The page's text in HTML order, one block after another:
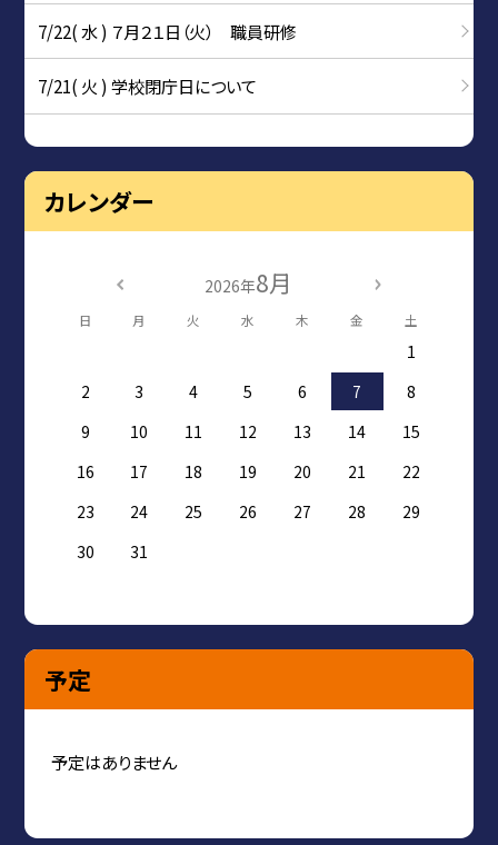
7/22( 水 ) ７月２１日（火） 職員研修
7/21( 火 ) 学校閉庁日について
カレンダー
2026年8月
日 月 火 水 木 金 土
1
2
3 4 5 6 7
8
9
10 11 12 13 14
15
16
17 18 19 20 21
22
23
24 25 26 27 28
29
30
31
予定
予定はありません